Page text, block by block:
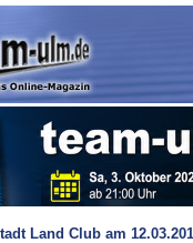
Land Club am